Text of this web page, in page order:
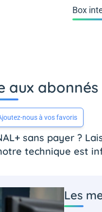
Box
aux
nous à vos favoris
sans payer ?
technique est
Les